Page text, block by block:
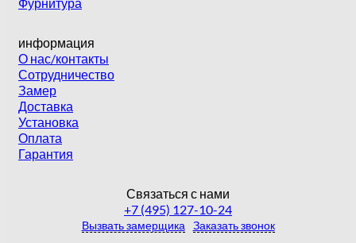
информация
О нас/контакты
Сотрудничество
Замер
Доставка
Установка
Оплата
Гарантия
Связаться с нами
+7 (495) 127-10-24
Вызвать замерщика Заказать звонок